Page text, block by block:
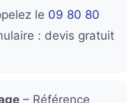
le 09 80 80
: devis gratuit
– Référence